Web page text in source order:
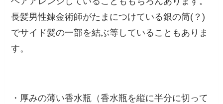
長髪男性錬金術師がたまにつけている銀の筒(？)
でサイド髪の一部を結ぶ等していることもありま
す。
・厚みの薄い香水瓶（香水瓶を縦に半分に切って